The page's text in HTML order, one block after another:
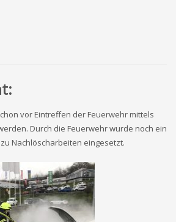
vor Eintreffen der Feuerwehr mittels
Durch die Feuerwehr wurde noch ein
Nachlöscharbeiten eingesetzt.